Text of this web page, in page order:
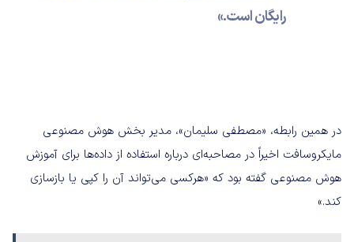
رایگان است.»
در همین رابطه، «مصطفی سلیمان»، مدیر بخش هوش مصنوعی
مایکروسافت اخیراً در مصاحبه‌ای درباره استفاده از داده‌ها برای آموزش
هوش مصنوعی گفته بود که «هرکسی می‌تواند آن را کپی یا بازسازی
کند.»